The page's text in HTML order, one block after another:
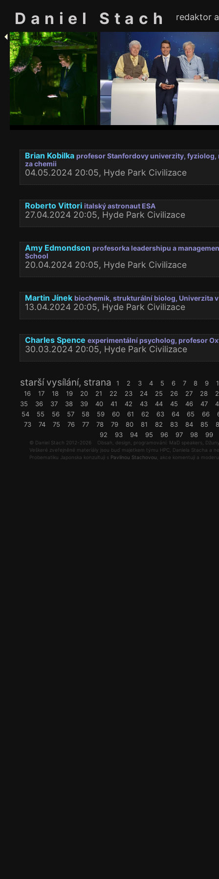
Daniel Stach redaktor
Brian Kobilka profesor Stanfordovy univerzity, fyziolog,
za chemii
04.05.2024 20:05, Hyde Park Civilizace
Roberto Vittori italský astronaut ESA
27.04.2024 20:05, Hyde Park Civilizace
Amy Edmondson profesorka leadershipu a
School
20.04.2024 20:05, Hyde Park Civilizace
Martin Jínek biochemik, strukturální biolog, Univerzita
13.04.2024 20:05, Hyde Park Civilizace
Charles Spence experimentální psycholog, profesor
30.03.2024 20:05, Hyde Park Civilizace
starší vysílání, strana 1 2 3 4 5 6 7 8 9
16
17 18 19 20 21 22 23 24 25 26 27 28
35
36 37 38 39 40 41 42 43 44 45 46 47
54
55 56 57 58 59 60 61 62 63 64 65 66
73
74 75 76 77 78 79 80 81 82 83 84 85
92
93 94 95 96 97 98 99
© Daniel Stach 2012-2026 Obsah, design, programování: MaD speakers,
Veškeré zveřejněné materiály jsou buď majetkem týmu HPC, Daniela Stacha a
Probematiku Japonska konzultuji s Pavlínou Stachovou , akce komentuji a